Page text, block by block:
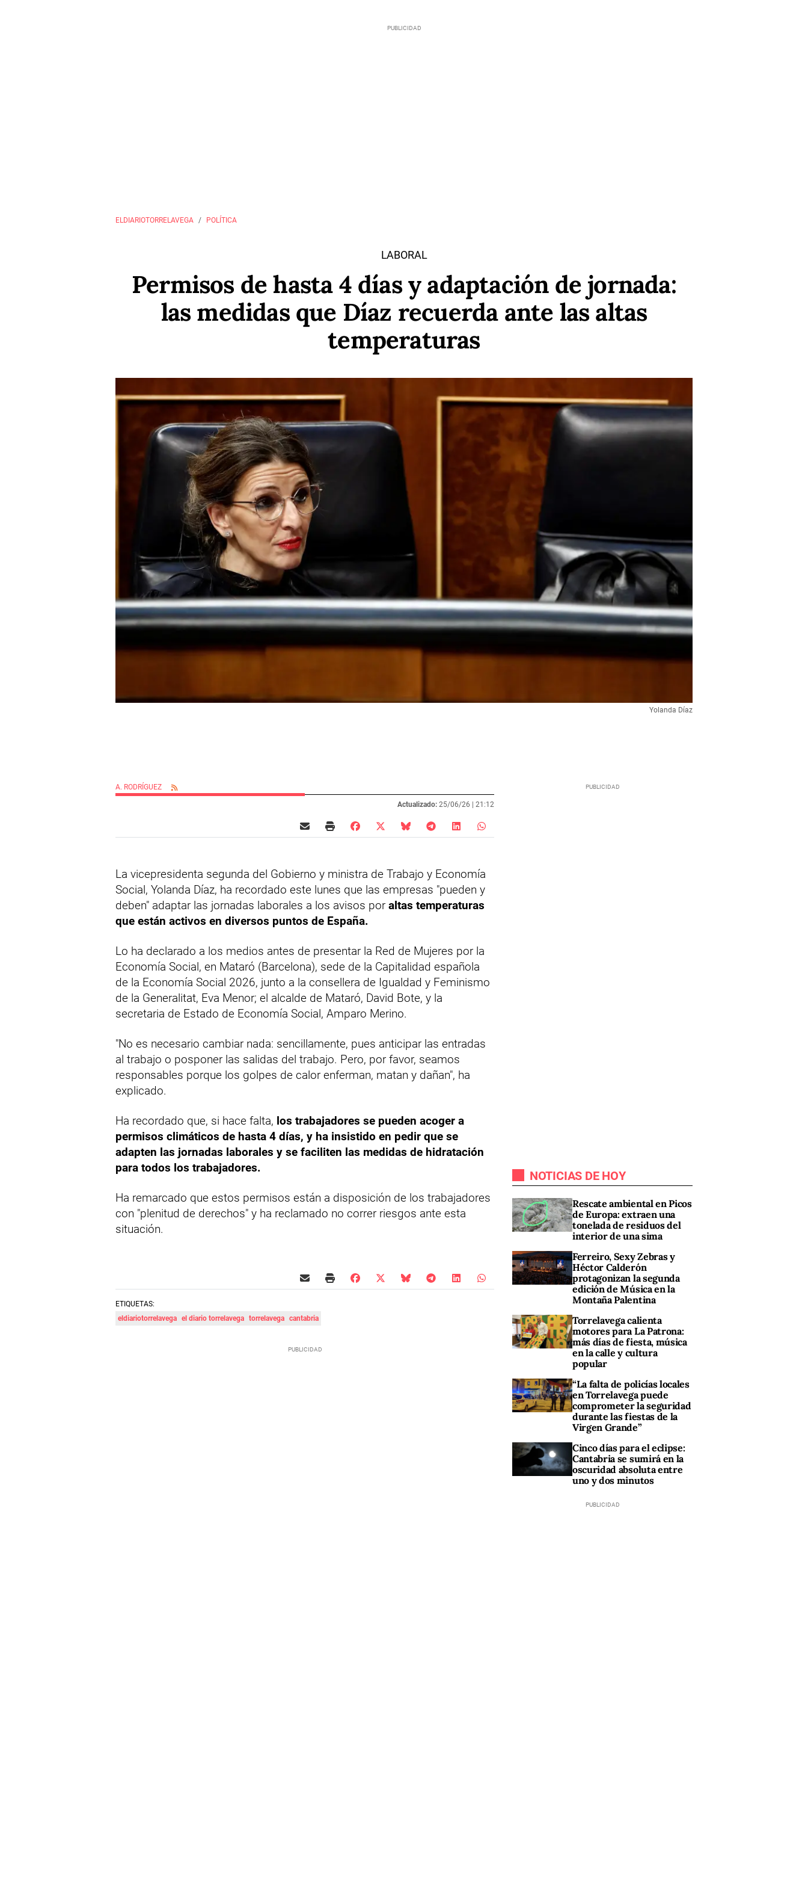
ELDIARIOTORRELAVEGA POLÍTICA
LABORAL
Permisos de hasta 4 días y adaptación de jornada:
las medidas que Díaz recuerda ante las altas
temperaturas
Yolanda Díaz
A. RODRÍGUEZ
Actualizado: 25/06/26 | 21:12
La vicepresidenta segunda del Gobierno y ministra de Trabajo y Economía
Social, Yolanda Díaz, ha recordado este lunes que las empresas "pueden y
deben" adaptar las jornadas laborales a los avisos por altas temperaturas
que están activos en diversos puntos de España.
Lo ha declarado a los medios antes de presentar la Red de Mujeres por la
Economía Social, en Mataró (Barcelona), sede de la Capitalidad española
de la Economía Social 2026, junto a la consellera de Igualdad y Feminismo
de la Generalitat, Eva Menor; el alcalde de Mataró, David Bote, y la
secretaria de Estado de Economía Social, Amparo Merino.
"No es necesario cambiar nada: sencillamente, pues anticipar las entradas
al trabajo o posponer las salidas del trabajo. Pero, por favor, seamos
responsables porque los golpes de calor enferman, matan y dañan", ha
explicado.
Ha recordado que, si hace falta, los trabajadores se pueden acoger a
permisos climáticos de hasta 4 días, y ha insistido en pedir que se
adapten las jornadas laborales y se faciliten las medidas de hidratación
para todos los trabajadores.
Ha remarcado que estos permisos están a disposición de los trabajadores
con "plenitud de derechos" y ha reclamado no correr riesgos ante esta
situación.
ETIQUETAS:
eldiariotorrelavega el diario torrelavega torrelavega cantabria
NOTICIAS DE HOY
Rescate ambiental en Picos
de Europa: extraen una
tonelada de residuos del
interior de una sima
Ferreiro, Sexy Zebras y
Héctor Calderón
protagonizan la segunda
edición de Música en la
Montaña Palentina
Torrelavega calienta
motores para La Patrona:
más días de fiesta, música
en la calle y cultura
popular
“La falta de policías locales
en Torrelavega puede
comprometer la seguridad
durante las fiestas de la
Virgen Grande”
Cinco días para el eclipse:
Cantabria se sumirá en la
oscuridad absoluta entre
uno y dos minutos